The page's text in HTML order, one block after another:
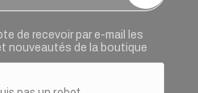
de recevoir par e-mail les
nouveautés de la boutique